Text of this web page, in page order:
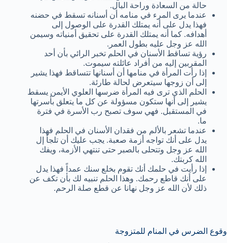
حالة من السعادة وراحة البال.
عندما يرى المرء في منامه أن أسنانه تسقط في حضنه
فهذا يدل على أنه يمتلك القدرة على الوصول إلى
أهدافه. كما أنه يمتلك القدرة على تحقيق أمنياته وسيمن
الله عز وجل عليه بطول العمر.
رؤية تساقط الأسنان في الحلم تخبر الرائي بأن أحد
المقربين إليه من أفراد عائلته سيموت.
إذا رأت المرأة في منامها أن أسنانها تتساقط فهذا يشير
إلى أن زوجها سيتعرض لحالة طارئة.
الحلم الذي ترى فيه المرأة ضرسها العلوي الأيمن يسقط
يشير إلى أنها ستكون مسؤولة عن كل ما يتعلق بأسرتها
في المستقبل. فهي سوف تصبح رب الأسرة في فترة
ما.
عندما تشعر بالألم من فقدان الأسنان في الحلم فهذا
يدل على أنك تواجه أزمة صعبة. يجب عليك أن تلجأ إل
الله عز وجل وتتحلى بالصبر حتى تنتهي الأزمة، ويفك
الله كربتك.
إذا رأيت في حلمك أنك تقوم بخلع سنك عمداً فهذا يدل
على أنك قاطع رحمك. وهذا الحلم تنبيه لك بأن تكف عن
ذلك لأن الله عز وجل نهانا عن قطع صلة الرحم.
وقوع الضرس في المنام للمتزوجة